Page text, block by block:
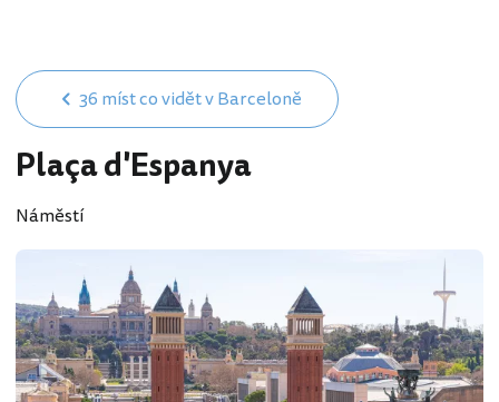
36 míst co vidět v Barceloně
Plaça d'Espanya
Náměstí